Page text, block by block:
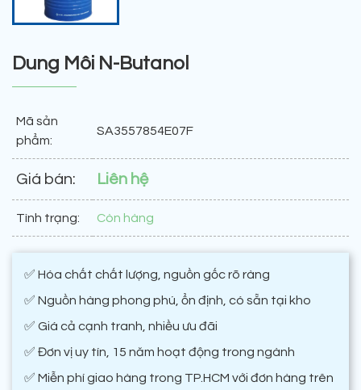
Dung Môi N-Butanol
Mã sản
phẩm:
SA3557854E07F
Giá bán: Liên hệ
Tình trạng: Còn hàng
✅ Hóa chất chất lượng, nguồn gốc rõ ràng
✅ Nguồn hàng phong phú, ổn định, có sẵn tại kho
✅ Giá cả cạnh tranh, nhiều ưu đãi
✅ Đơn vị uy tín, 15 năm hoạt động trong ngành
✅ Miễn phí giao hàng trong TP.HCM với đơn hàng trên